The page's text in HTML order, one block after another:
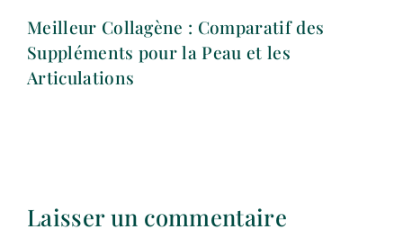
Meilleur Collagène : Comparatif des
Suppléments pour la Peau et les
Articulations
Laisser un commentaire